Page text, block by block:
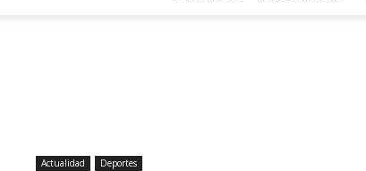
Actualidad Deportes